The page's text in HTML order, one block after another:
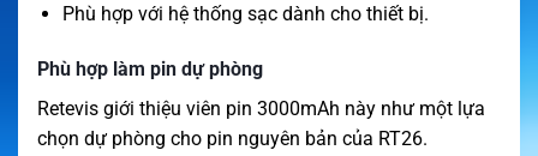
Phù hợp với hệ thống sạc dành cho thiết bị.
Phù hợp làm pin dự phòng
Retevis giới thiệu viên pin 3000mAh này như một lựa
chọn dự phòng cho pin nguyên bản của RT26.